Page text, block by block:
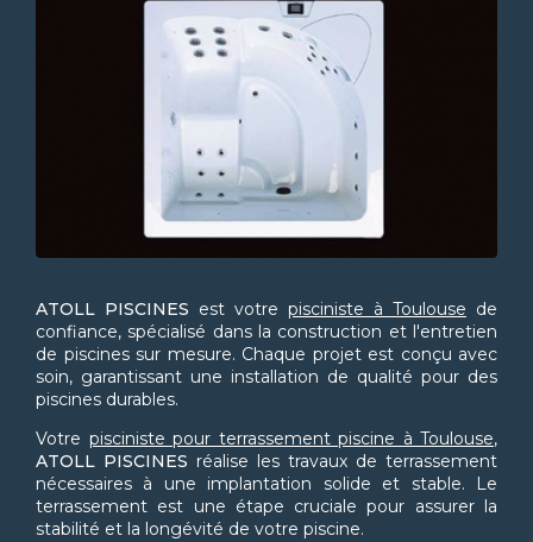
ATOLL PISCINES est votre pisciniste à Toulouse de
confiance, spécialisé dans la construction et l'entretien
de piscines sur mesure. Chaque projet est conçu avec
soin, garantissant une installation de qualité pour des
piscines durables.
Votre pisciniste pour terrassement piscine à Toulouse,
ATOLL PISCINES réalise les travaux de terrassement
nécessaires à une implantation solide et stable. Le
terrassement est une étape cruciale pour assurer la
stabilité et la longévité de votre piscine.